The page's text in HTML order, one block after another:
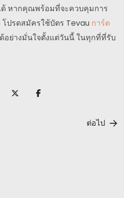
ด้ หากคุณพร้อมที่จะควบคุมการ
ปรดสมัครใช้บัตร Tevau การ์ด
ด้อย่างมั่นใจตั้งแต่วันนี้ ในทุกที่ที่รับ
ต่อไป